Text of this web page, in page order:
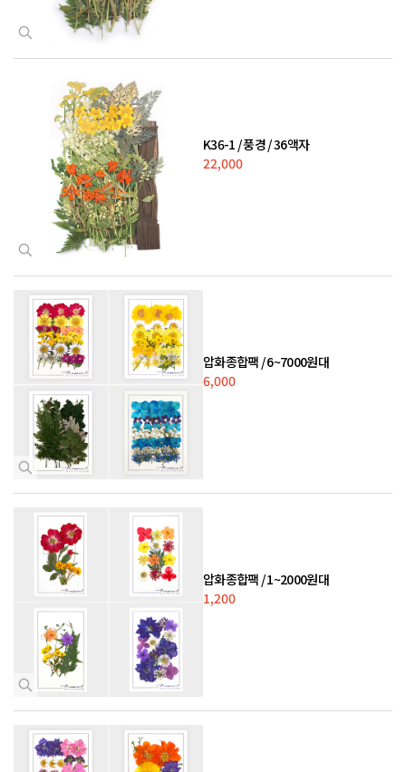
K36-1 / 풍경 / 36액자
22,000
압화종합팩 / 6~7000원대
6,000
압화종합팩 / 1~2000원대
1,200